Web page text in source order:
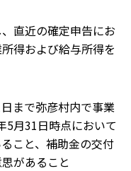
直近の確定申告にお
得および給与所得を
まで弥彦村内で事業
5月31日時点において
こと、補助金の交付
があること